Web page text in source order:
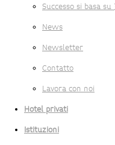
Successo si basa su
News
Newsletter
Contatto
Lavora con noi
Hotel privati
Istituzioni